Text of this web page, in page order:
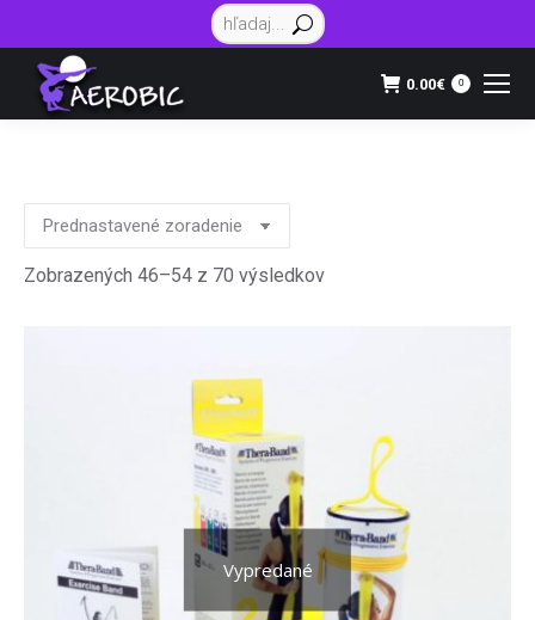
Vyhľadávanie:
0.00€ 0
Zobrazených 46–54 z 70 výsledkov
Vypredané